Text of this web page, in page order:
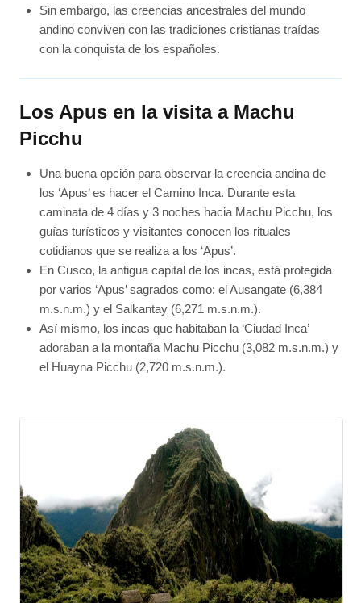
Sin embargo, las creencias ancestrales del mundo
andino conviven con las tradiciones cristianas traídas
con la conquista de los españoles.
Los Apus en la visita a Machu
Picchu
Una buena opción para observar la creencia andina de
los ‘Apus’ es hacer el Camino Inca. Durante esta
caminata de 4 días y 3 noches hacia Machu Picchu, los
guías turísticos y visitantes conocen los rituales
cotidianos que se realiza a los ‘Apus’.
En Cusco, la antigua capital de los incas, está protegida
por varios ‘Apus’ sagrados como: el Ausangate (6,384
m.s.n.m.) y el Salkantay (6,271 m.s.n.m.).
Así mismo, los incas que habitaban la ‘Ciudad Inca’
adoraban a la montaña Machu Picchu (3,082 m.s.n.m.) y
el Huayna Picchu (2,720 m.s.n.m.).